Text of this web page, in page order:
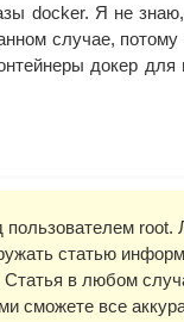
docker. Я не
случае,
докер
статью
Статья в любом
сможете все